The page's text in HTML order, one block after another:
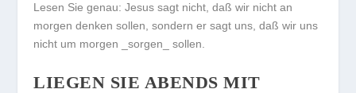
Lesen Sie genau: Jesus sagt nicht, daß wir nicht an
morgen denken sollen, sondern er sagt uns, daß wir uns
nicht um morgen _sorgen_ sollen.
LIEGEN SIE ABENDS MIT